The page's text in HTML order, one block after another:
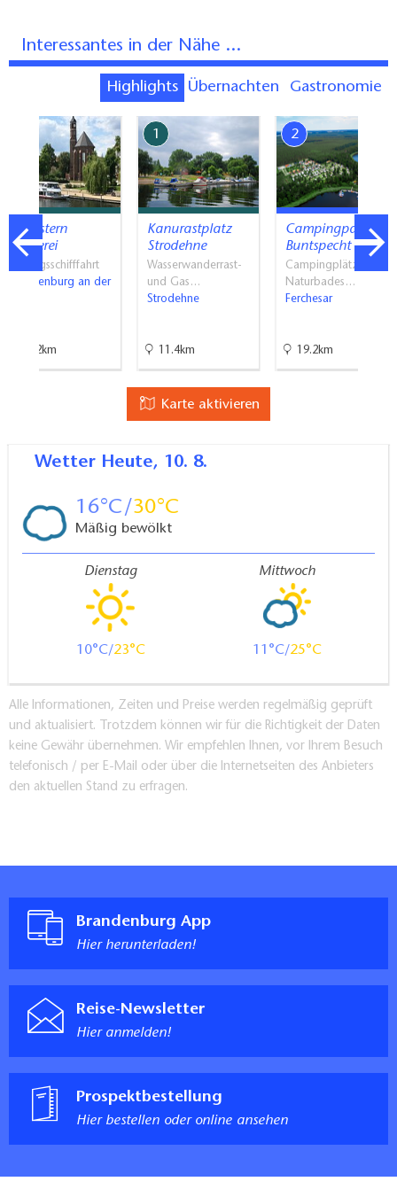
Interessantes in der Nähe ...
Highlights Übernachten Gastronomie
Nordstern
Reederei
Ausflugsschifffahrt
Brandenburg an der
43.2km
1
Kanurastplatz
Strodehne
Wasserwanderrast-
und Gas…
Strodehne
11.4km
2
Campingpark
Buntspecht
Campingplätze,
Naturbades…
Ferchesar
19.2km
Karte aktivieren
Wetter Heute, 10. 8.
16 30
Mäßig bewölkt
Dienstag
10 23
Mittwoch
11 25
Alle Informationen, Zeiten und Preise werden regelmäßig geprüft
und aktualisiert. Trotzdem können wir für die Richtigkeit der Daten
keine Gewähr übernehmen. Wir empfehlen Ihnen, vor Ihrem Besuch
telefonisch / per E-Mail oder über die Internetseiten des Anbieters
den aktuellen Stand zu erfragen.
Brandenburg App
Hier herunterladen!
Reise-Newsletter
Hier anmelden!
Prospektbestellung
Hier bestellen oder online ansehen